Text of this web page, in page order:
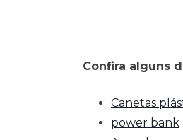
Confira alguns
Canetas
power bank